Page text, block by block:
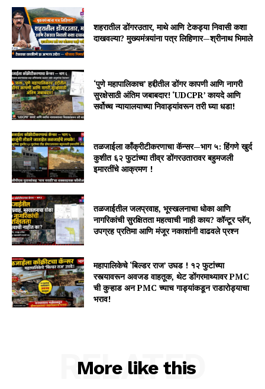
शहरातील डोंगरउतार, माथे आणि टेकड्या निवासी कशा
दाखवल्या? मुख्यमंत्र्यांना पत्र लिहिणार—श्रीनाथ भिमाले
‘पुणे महापालिकाच’ हद्दीतील डोंगर कापणी आणि नागरी
सुरक्षेसाठी अंतिम जबाबदार! ‘UDCPR’ कायदे आणि
सर्वोच्च न्यायालयाच्या निवाड्यांवरून तरी घ्या धडा!
तळजाईला काँक्रीटीकरणाचा कॅन्सर—भाग ५: हिंगणे खुर्द
कुशीत ६२ फुटांच्या तीव्र डोंगरउतारावर बहुमजली
इमारतींचे आक्रमण !
तळजाईतील जलप्रवाह, भूस्खलनाचा धोका आणि
नागरिकांची सुरक्षितता महत्वाची नाही काय? कॉन्टूर प्लॅन,
उपग्रह प्रतिमा आणि मंजूर नकाशांनी वाढवले प्रश्न
महापालिकेचे ‘बिल्डर राज’ उघड ! १२ फुटांच्या
रस्त्यावरून अवजड वाहतूक, थेट डोंगरमाथ्यावर PMC
ची कुऱ्हाड अन PMC च्याच गाड्यांकडून राडारोड्याचा
भराव!
More like this
RELATED